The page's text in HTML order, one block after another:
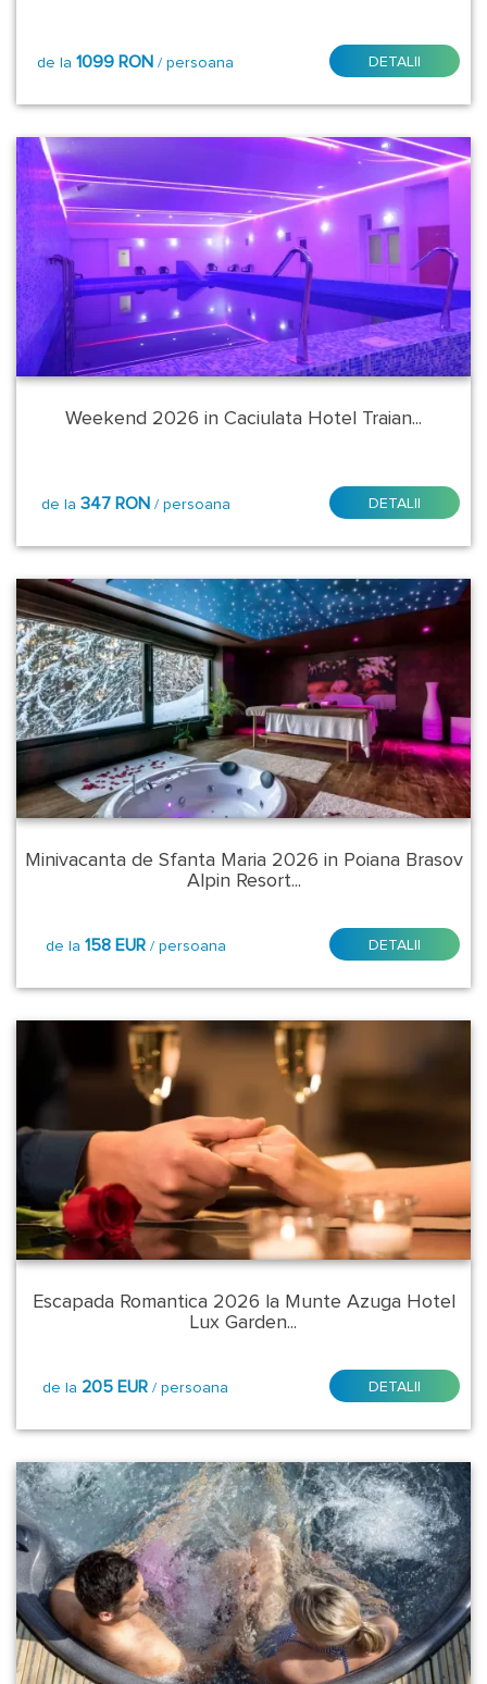
inclusiv
Festiva
Mic
dejun
Mic
dejun
+
Romantica
traditionala
dejun
+
fisa
cont
1500
lei/sejur/camera
de la 1099 RON / persoana DETALII
Weekend 2026 in Caciulata Hotel Traian...
de la 347 RON / persoana DETALII
Minivacanta de Sfanta Maria 2026 in Poiana Brasov
Alpin Resort...
de la 158 EUR/ persoana DETALII
Escapada Romantica 2026 la Munte Azuga Hotel
Lux Garden...
de la 205 EUR / persoana DETALII